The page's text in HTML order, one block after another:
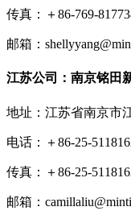
传真：＋86-769-
邮箱：
江苏公司：南京铭田
地址：江苏省南京市
电话：＋86-25-
传真：＋86-25-
邮箱：